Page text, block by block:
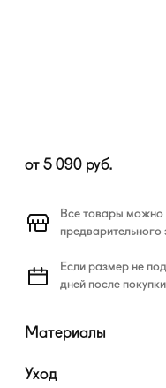
от 5 090 руб.
Все товары можно
предварительного
Если размер не
дней после
Материалы
Развернуть
Уход